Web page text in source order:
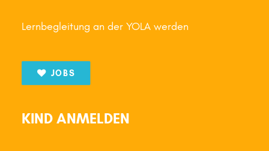
Lernbegleitung an der YOLA werden
JOBS
KIND ANMELDEN